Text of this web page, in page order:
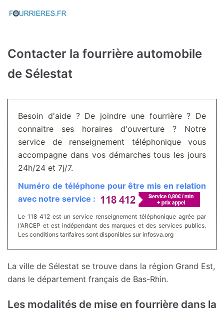
Aller
Contacter la fourrière automobile
de Sélestat
Besoin d'aide ? De joindre une fourrière ? De
connaitre ses horaires d'ouverture ? Notre
service de renseignement téléphonique vous
accompagne dans vos démarches tous les jours
24h/24 et 7j/7.
Numéro de téléphone pour être mis en relation
avec notre service :
Le 118 412 est un service renseignement téléphonique agrée par
l'ARCEP et est indépendant des marques et des services publics.
Les conditions tarifaires sont disponibles sur infosva.org
La ville de Sélestat se trouve dans la région Grand Est,
dans le département français de Bas-Rhin.
Les modalités de mise en fourrière dans la